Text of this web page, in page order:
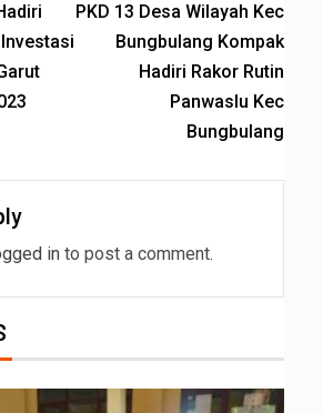
PKD 13 Desa Wilayah Kec
Bungbulang Kompak
Hadiri Rakor Rutin
Panwaslu Kec
Bungbulang
in to post a comment.